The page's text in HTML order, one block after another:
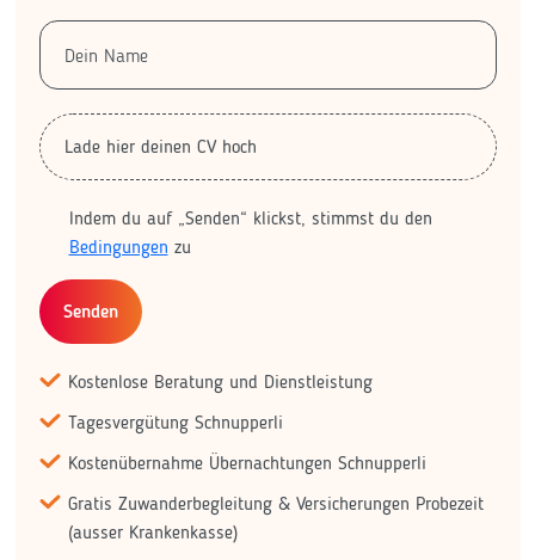
Lade hier deinen CV hoch
Indem du auf „Senden“ klickst, stimmst du den
Bedingungen zu
Senden
Kostenlose Beratung und Dienstleistung
Tagesvergütung Schnupperli
Kostenübernahme Übernachtungen Schnupperli
Gratis Zuwanderbegleitung & Versicherungen Probezeit
(ausser Krankenkasse)